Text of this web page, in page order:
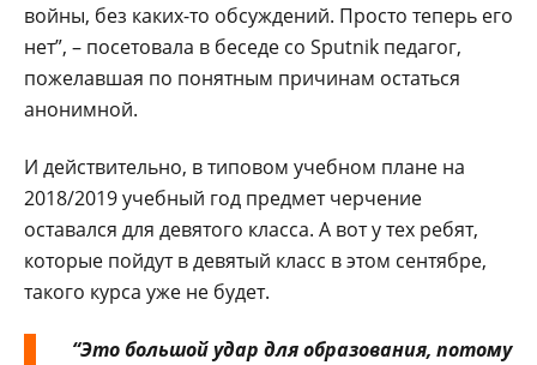
войны, без каких-то обсуждений. Просто теперь его
нет”, – посетовала в беседе со Sputnik педагог,
пожелавшая по понятным причинам остаться
анонимной.
И действительно, в типовом учебном плане на
2018/2019 учебный год предмет черчение
оставался для девятого класса. А вот у тех ребят,
которые пойдут в девятый класс в этом сентябре,
такого курса уже не будет.
“Это большой удар для образования, потому